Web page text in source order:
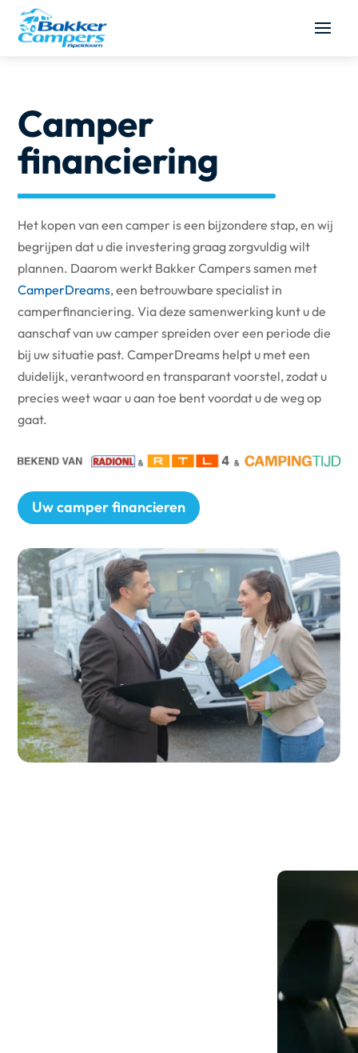
Camper
financiering
Het kopen van een camper is een bijzondere stap, en wij
begrijpen dat u die investering graag zorgvuldig wilt
plannen. Daarom werkt Bakker Campers samen met
CamperDreams, een betrouwbare specialist in
camperfinanciering. Via deze samenwerking kunt u de
aanschaf van uw camper spreiden over een periode die
bij uw situatie past. CamperDreams helpt u met een
duidelijk, verantwoord en transparant voorstel, zodat u
precies weet waar u aan toe bent voordat u de weg op
gaat.
Uw camper financieren